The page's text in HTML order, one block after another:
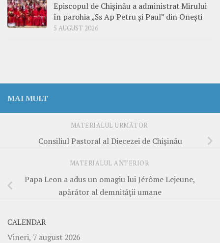
Episcopul de Chișinău a administrat Mirului
în parohia „Ss Ap Petru și Paul” din Onești
5 AUGUST 2026
MAI MULT
MATERIALUL URMĂTOR
Consiliul Pastoral al Diecezei de Chișinău
MATERIALUL ANTERIOR
Papa Leon a adus un omagiu lui Jérôme Lejeune,
apărător al demnității umane
CALENDAR
Vineri, 7 august 2026